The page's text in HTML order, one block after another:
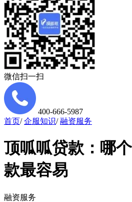
微信扫一扫
400-666-5987
首页/企服知识/融资服务
顶呱呱贷款：哪
款最容易
融资服务